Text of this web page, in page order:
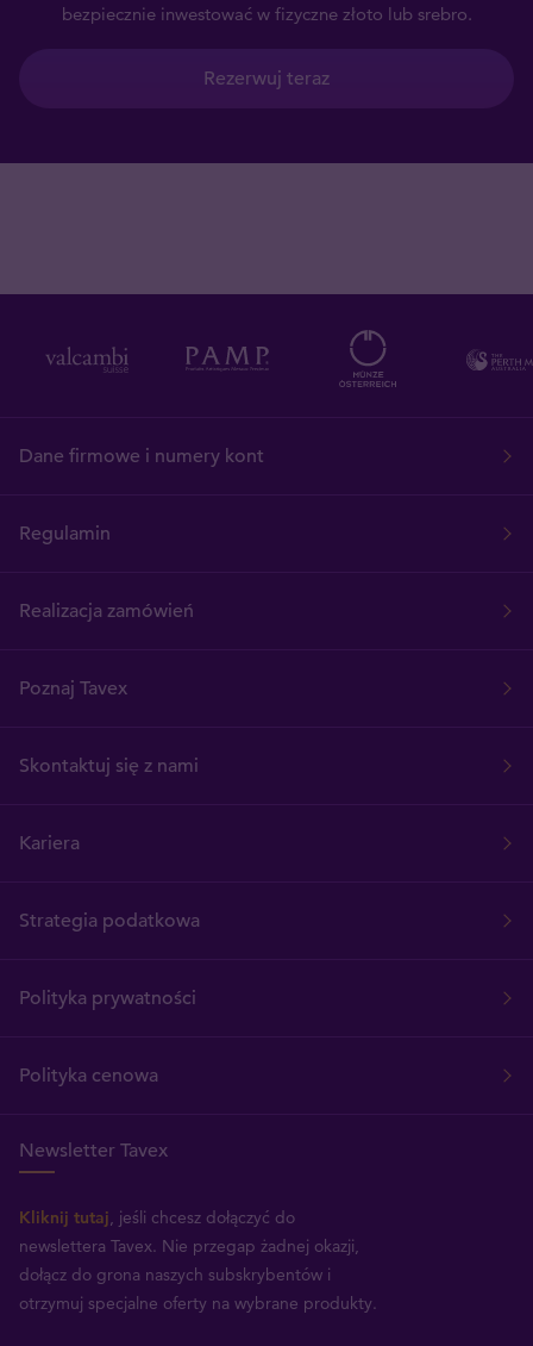
bezpiecznie inwestować w fizyczne złoto lub srebro.
Rezerwuj teraz
Dane firmowe i numery kont
Regulamin
Realizacja zamówień
Poznaj Tavex
Skontaktuj się z nami
Kariera
Strategia podatkowa
Polityka prywatności
Polityka cenowa
Newsletter Tavex
Kliknij tutaj, jeśli chcesz dołączyć do
newslettera Tavex. Nie przegap żadnej okazji,
dołącz do grona naszych subskrybentów i
otrzymuj specjalne oferty na wybrane produkty.